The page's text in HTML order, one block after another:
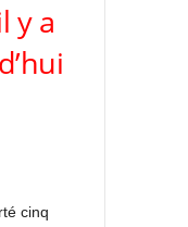
y a
cinq